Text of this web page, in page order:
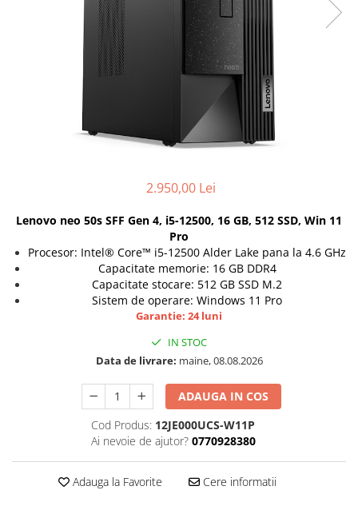
Incarcatoare laptop
Incarcatoare laptop refurbished
Standuri și Coolere Laptop
Alte accesorii
Ventilatoare carcasa
Placi de baza REFURBISHED
All-in-One REFURBISHED
Calculatoare All-in-One RENEW
Componente All-in-One
2.950,00 Lei
Lenovo neo 50s SFF Gen 4, i5-12500, 16 GB, 512 SSD, Win 11
Pro
Procesor: Intel® Core™ i5-12500 Alder Lake pana la 4.6 GHz
Capacitate memorie: 16 GB DDR4
Capacitate stocare: 512 GB SSD M.2
Sistem de operare: Windows 11 Pro
Garantie: 24 luni
IN STOC
Data de livrare: maine, 08.08.2026
ADAUGA IN COS
Cod Produs: 12JE000UCS-W11P
Ai nevoie de ajutor? 0770928380
Adauga la Favorite Cere informatii